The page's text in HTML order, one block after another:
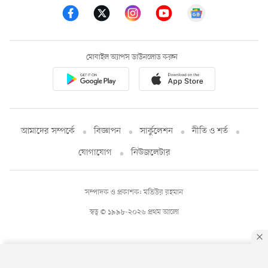
মোবাইল অ্যাপস ডাউনলোড করুন
আমাদের সম্পর্কে বিজ্ঞাপন সার্কুলেশন
নীতি ও শর্ত
যোগাযোগ
নিউজলেটার
স্বত্ব © ১৯৯৮-২০২৬ প্রথম আলো
সম্পাদক ও প্রকাশক: মতিউর রহমান